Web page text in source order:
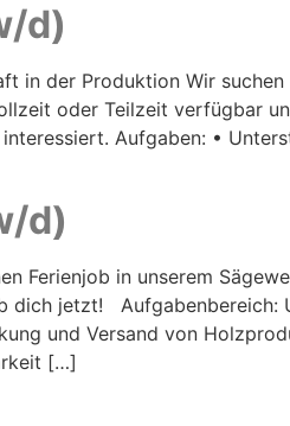
d)
in der Produktion Wir
oder Teilzeit verfügbar
Aufgaben: •
d)
Ferienjob in unserem
dich jetzt! Aufgabenbereich:
und Versand von
[…]